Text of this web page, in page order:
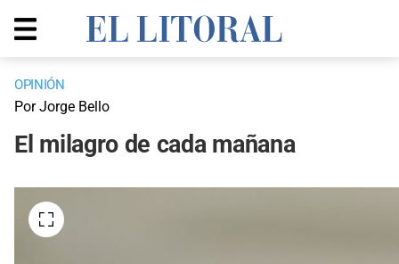
OPINIÓN
Por Jorge Bello
El milagro de cada mañana